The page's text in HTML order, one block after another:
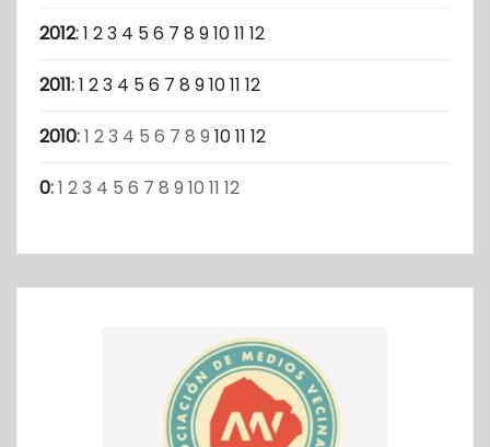
2012:1 23 4 56 7 8 91011 12
2011:1 23 4 56 7 8 91011 12
2010:1 23 4 5 6 7 8 9 1011 12
0:1 23 4 5 6 7 8 9 10 11 12